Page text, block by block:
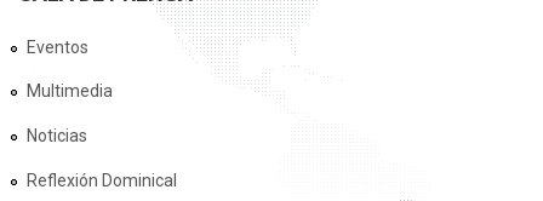
Eventos
Multimedia
Noticias
Reflexión Dominical